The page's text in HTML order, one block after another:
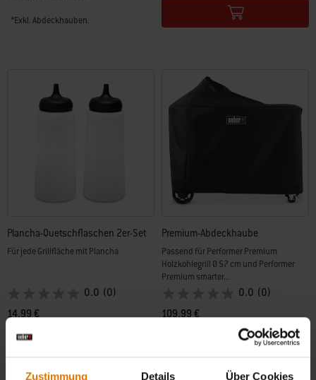
Zustimmung Details Über Cookies
*Exkl. Abdeckhauben.
Plancha-Quetschflaschen 2er-Set
Für jede Grillfläche mit Plancha
0.0 (0)
14,99 €
Premium-Abdeckhaube
Passend für Performer Premium
Holzkohlegrill Ø 57 cm und Performer
Premium smarter...
0.0 (0)
109,99 €
inkl. MwSt., zzgl. Versand